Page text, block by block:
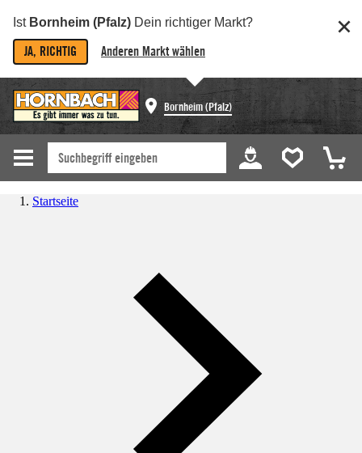
Ist Bornheim (Pfalz) Dein richtiger Markt?
JA, RICHTIG Anderen Markt wählen
Bornheim (Pfalz)
Startseite